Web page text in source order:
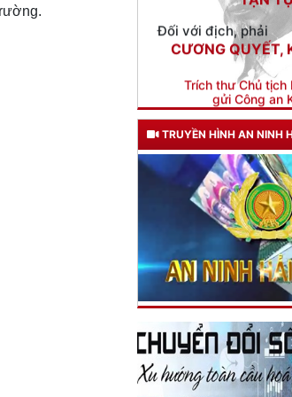
Trích thư Chủ tịch
gửi Công an
ngày 11 tháng 3
TRUYỀN HÌNH AN NINH